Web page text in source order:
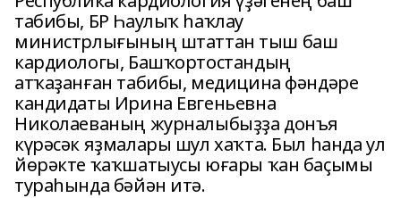
табибы, БР Һаулыҡ һаҡлау
министрлығының штаттан тыш баш
кардиологы, Башҡортостандың
атҡаҙанған табибы, медицина фәндәре
кандидаты Ирина Евгеньевна
Николаеваның журналыбыҙҙа донъя
күрәсәк яҙмалары шул хаҡта. Был һанда ул
йөрәкте ҡаҡшатыусы юғары ҡан баҫымы
тураһында бәйән итә.